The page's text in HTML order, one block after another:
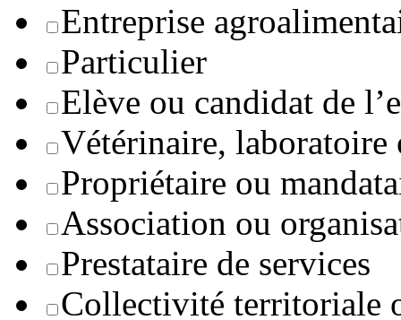
Entreprise
Particulier
Elève ou candidat de
Vétérinaire, laboratoire
Propriétaire ou
Association ou
Prestataire de services
Collectivité territoriale